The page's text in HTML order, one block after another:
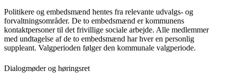
Politikere og embedsmænd hentes fra relevante udvalgs- og
forvaltningsområder. De to embedsmænd er kommunens
kontaktpersoner til det frivillige sociale arbejde. Alle medlemmer
med undtagelse af de to embedsmænd har hver en personlig
suppleant. Valgperioden følger den kommunale valgperiode.
Dialogmøder og høringsret